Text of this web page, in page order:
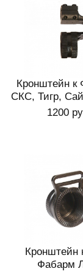
Кронштейн
СКС, Тигр,
1200
Кронштейн
Фабарм